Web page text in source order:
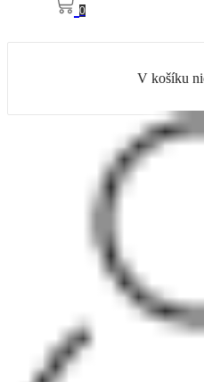
0
V košíku